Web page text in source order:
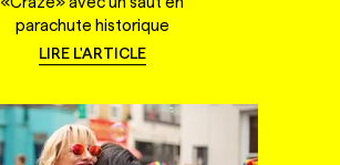
parachute historique
LIRE L'ARTICLE